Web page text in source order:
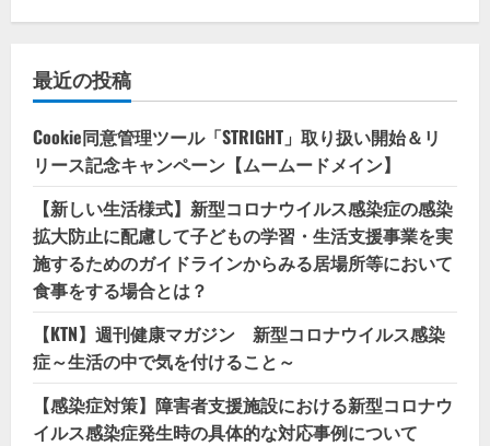
最近の投稿
Cookie同意管理ツール「STRIGHT」取り扱い開始＆リ
リース記念キャンペーン【ムームードメイン】
【新しい生活様式】新型コロナウイルス感染症の感染
拡大防止に配慮して子どもの学習・生活支援事業を実
施するためのガイドラインからみる居場所等において
食事をする場合とは？
【KTN】週刊健康マガジン 新型コロナウイルス感染
症～生活の中で気を付けること～
【感染症対策】障害者支援施設における新型コロナウ
イルス感染症発生時の具体的な対応事例について